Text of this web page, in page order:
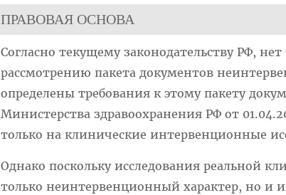
ПРАВОВАЯ ОСНОВА
Согласно текущему законодательству РФ,
рассмотрению пакета документов
определены требования к этому пакету
Министерства здравоохранения РФ от
только на клинические интервенционные
Однако поскольку исследования реальной
только неинтервенционный характер, но